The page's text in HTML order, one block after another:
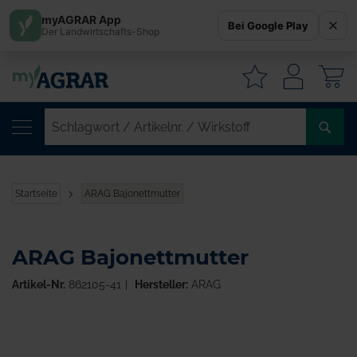
Startseite ARAG Bajonettmutter
ARAG Bajonettmutter
Artikel-Nr. 862105-41 Hersteller:ARAG
myAGRAR App
Der Landwirtschafts-Shop Bei Google Play